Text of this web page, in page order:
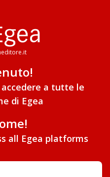
a tutte le
di Egea
all Egea platforms